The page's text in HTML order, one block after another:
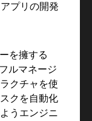
プリの開発
を擁する
ルマネージ
クチャを使
クを自動化
うエンジニ